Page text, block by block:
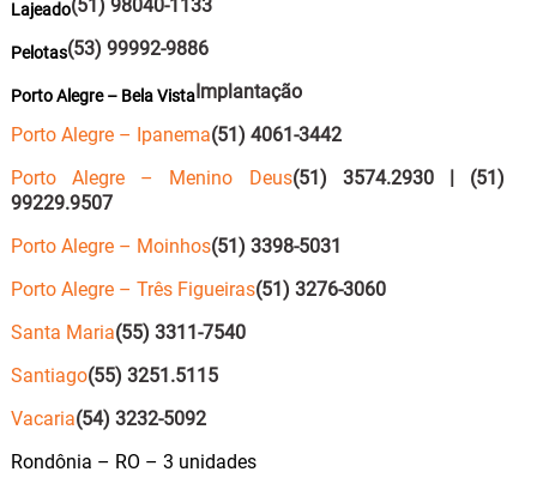
Lajeado(51) 98040-1133
Pelotas(53) 99992-9886
Porto Alegre – Bela VistaImplantação
Porto Alegre – Ipanema(51) 4061-3442
Porto Alegre – Menino Deus(51) 3574.2930 | (51)
99229.9507
Porto Alegre – Moinhos(51) 3398-5031
Porto Alegre – Três Figueiras(51) 3276-3060
Santa Maria(55) 3311-7540
Santiago(55) 3251.5115
Vacaria(54) 3232-5092
Rondônia – RO – 3 unidades